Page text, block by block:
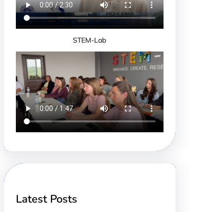
STEM-Lab
Latest Posts